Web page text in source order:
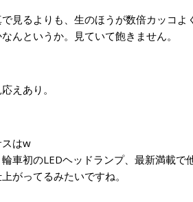
見るよりも、生のほうが数倍カッコ
んというか。見ていて飽きません。
えあり。
スはw
車初のLEDヘッドランプ、最新満載で
がってるみたいですね。